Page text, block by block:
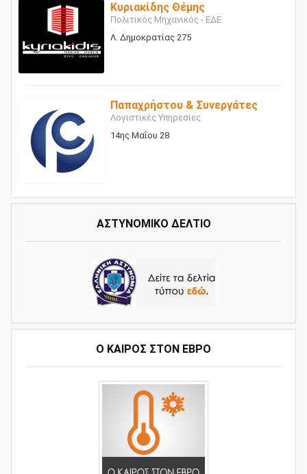
Κυριακίδης Θέμης
Πολιτικός Μηχανικός - ΕΔΕ
Λ. Δημοκρατίας 275
Παπαχρήστου & Συνεργάτες
Λογιστικές Υπηρεσίες
14ης Μαΐου 28
ΑΣΤΥΝΟΜΙΚΟ ΔΕΛΤΙΟ
Ο ΚΑΙΡΌΣ ΣΤΟΝ ΈΒΡΟ